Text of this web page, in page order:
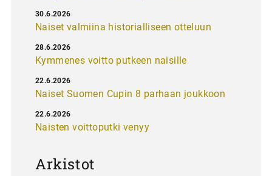
Naiset valmiina historialliseen otteluun
30.6.2026
Kymmenes voitto putkeen naisille
28.6.2026
Naiset Suomen Cupin 8 parhaan joukkoon
22.6.2026
Naisten voittoputki venyy
22.6.2026
Arkistot